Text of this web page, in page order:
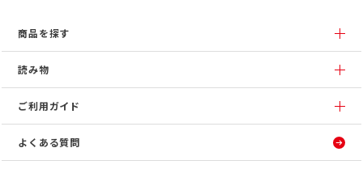
商品を探す
読み物
ご利用ガイド
よくある質問